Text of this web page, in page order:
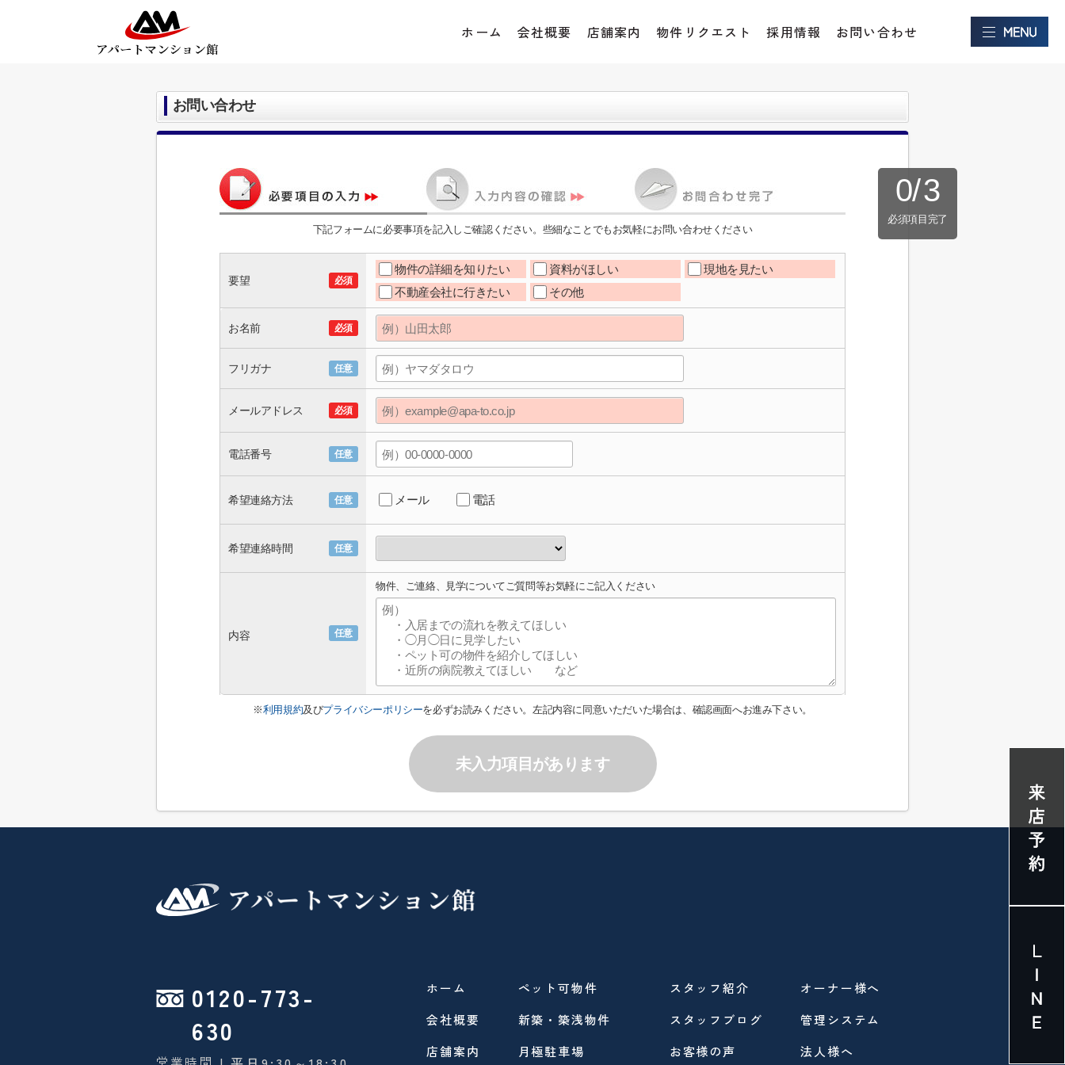
ホーム 会社概要 店舗案内 物件リクエスト 採用情報 お問い合わせ
お問い合わせ
0/3
必須項目完了
下記フォームに必要事項を記入しご確認ください。些細なことでもお気軽にお問い合わせください
要望 必須
物件の詳細を知りたい 資料がほしい
現地を見たい
不動産会社に行きたい
その他
お名前 必須
フリガナ 任意
メールアドレス 必須
電話番号 任意
希望連絡方法 任意 メール 電話
希望連絡時間 任意
内容 任意
物件、ご連絡、見学についてご質問等お気軽にご記入ください
※利用規約及びプライバシーポリシーを必ずお読みください。左記内容に同意いただいた場合は、確認画面へお進み下さい。
未入力項目があります
0120-773-
630
ホーム
会社概要
店舗案内
ペット可物件
新築・築浅物件
月極駐車場
スタッフ紹介
スタッフブログ
お客様の声
オーナー様へ
管理システム
法人様へ